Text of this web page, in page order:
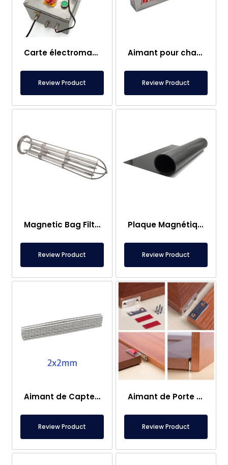
Carte électromagnétique
Review Product
Aimant pour chariot élévateur – Entièrement en inox – Distance effective de 10 cm – Libération facile avec poignée
Review Product
Magnetic Bag Filter Head
Review Product
Plaque Magnétique – Pour Sous Plancher – Conforme aux Normes Alimentaires
Review Product
Aimant de Capteur – 2×2 mm
Review Product
Aimant de Porte de Caravane
Review Product